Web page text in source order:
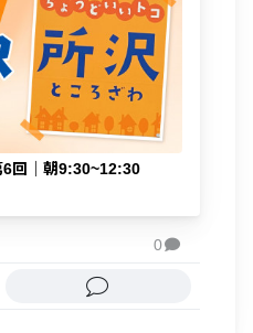
6回｜朝9:30~12:30
0